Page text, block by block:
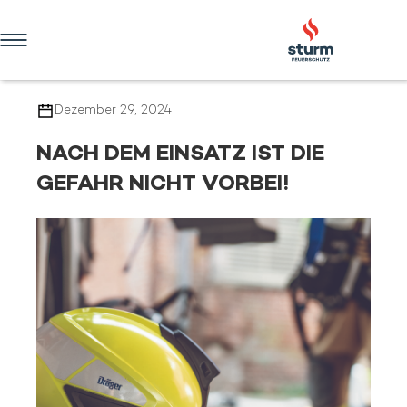
UNTERNEHMEN
VERTRIEB
DIENSTLEISTUNGEN
AUSBILDUNG & TRAINING
ONLINE-SHOP
KONTAKT
Dezember 29, 2024
NACH DEM EINSATZ IST DIE
GEFAHR NICHT VORBEI!